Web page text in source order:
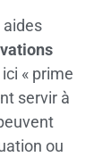
aides
« prime
servir à
ou